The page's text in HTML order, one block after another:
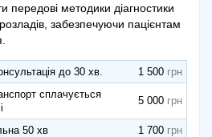
передові методики діагностики
забезпечуючи пацієнтам
до 30 хв.
1 500
сплачується
5 000
50 хв
1 700